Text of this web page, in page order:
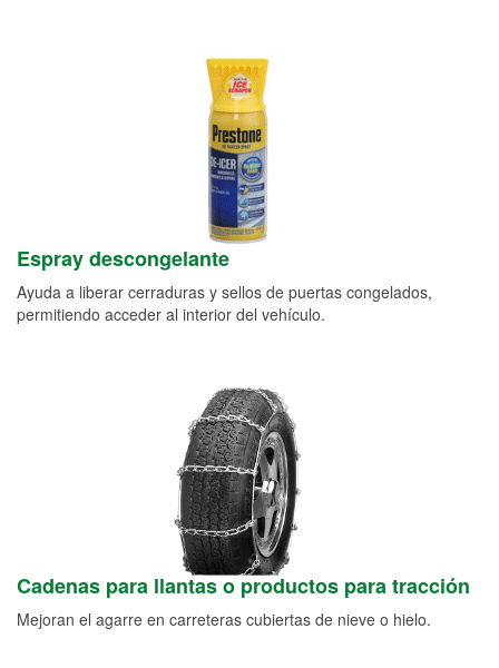
Espray descongelante
Ayuda a liberar cerraduras y sellos de puertas congelados,
permitiendo acceder al interior del vehículo.
Cadenas para llantas o productos para tracción
Mejoran el agarre en carreteras cubiertas de nieve o hielo.